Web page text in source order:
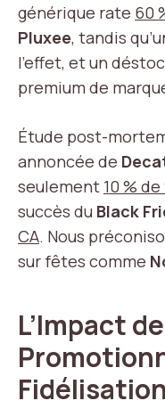
générique rate 60
Pluxee, tandis
l’effet, et un
premium de
Étude post-
annoncée de
seulement 10 %
succès du Black
CA. Nous
sur fêtes comme
L’Impact